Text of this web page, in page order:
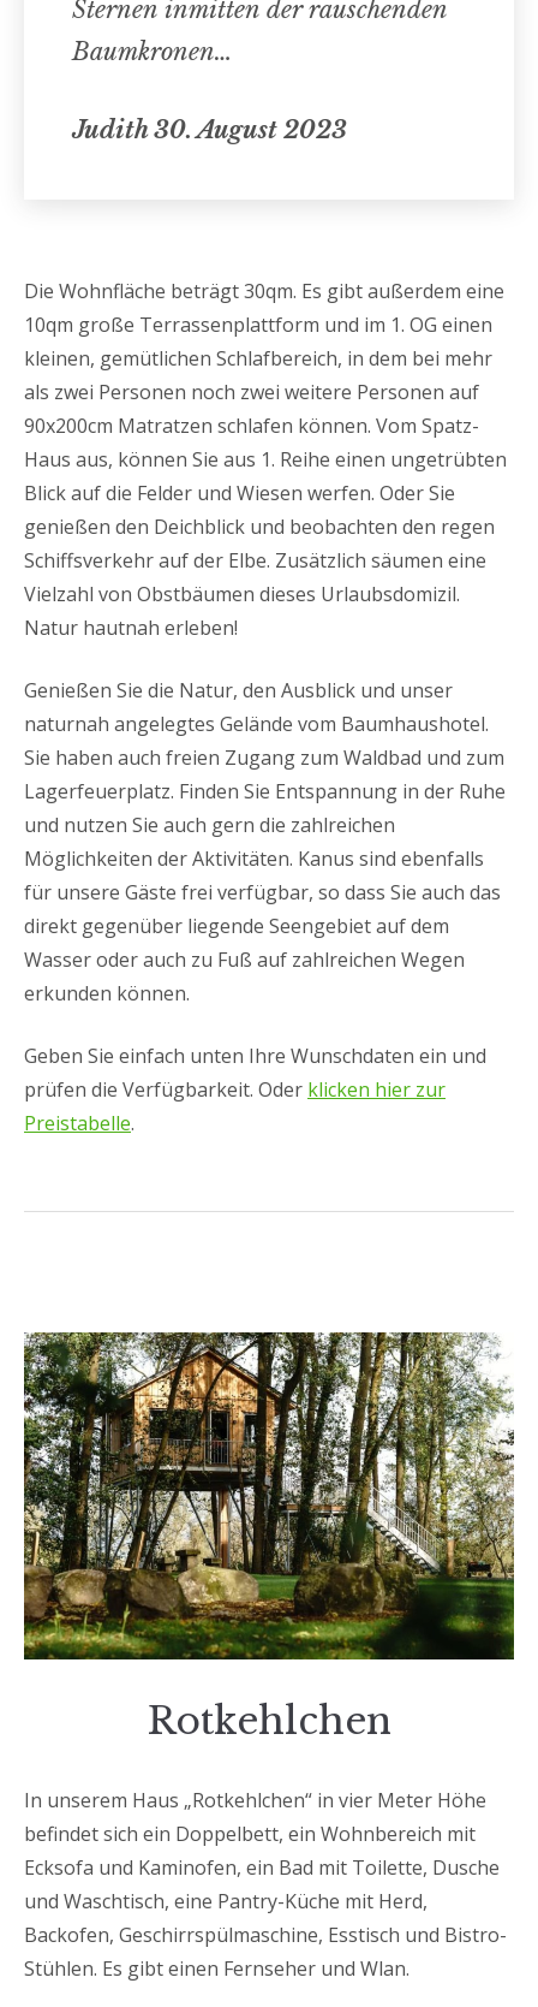
Sternen inmitten der rauschenden
Baumkronen…
Judith 30. August 2023
Die Wohnfläche beträgt 30qm. Es gibt außerdem eine
10qm große Terrassenplattform und im 1. OG einen
kleinen, gemütlichen Schlafbereich, in dem bei mehr
als zwei Personen noch zwei weitere Personen auf
90x200cm Matratzen schlafen können. Vom Spatz-
Haus aus, können Sie aus 1. Reihe einen ungetrübten
Blick auf die Felder und Wiesen werfen. Oder Sie
genießen den Deichblick und beobachten den regen
Schiffsverkehr auf der Elbe. Zusätzlich säumen eine
Vielzahl von Obstbäumen dieses Urlaubsdomizil.
Natur hautnah erleben!
Genießen Sie die Natur, den Ausblick und unser
naturnah angelegtes Gelände vom Baumhaushotel.
Sie haben auch freien Zugang zum Waldbad und zum
Lagerfeuerplatz. Finden Sie Entspannung in der Ruhe
und nutzen Sie auch gern die zahlreichen
Möglichkeiten der Aktivitäten. Kanus sind ebenfalls
für unsere Gäste frei verfügbar, so dass Sie auch das
direkt gegenüber liegende Seengebiet auf dem
Wasser oder auch zu Fuß auf zahlreichen Wegen
erkunden können.
Geben Sie einfach unten Ihre Wunschdaten ein und
prüfen die Verfügbarkeit. Oder klicken hier zur
Preistabelle.
Rotkehlchen
In unserem Haus „Rotkehlchen“ in vier Meter Höhe
befindet sich ein Doppelbett, ein Wohnbereich mit
Ecksofa und Kaminofen, ein Bad mit Toilette, Dusche
und Waschtisch, eine Pantry-Küche mit Herd,
Backofen, Geschirrspülmaschine, Esstisch und Bistro-
Stühlen. Es gibt einen Fernseher und Wlan.